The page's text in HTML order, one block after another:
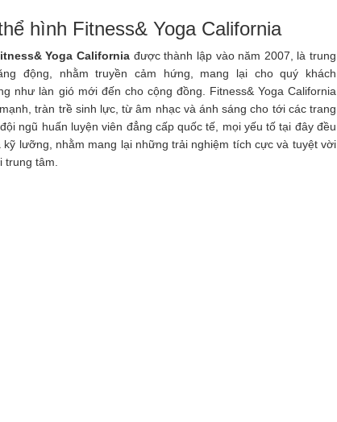
hình Fitness& Yoga California
Yoga California được thành lập vào năm 2007, là trung
động, nhằm truyền cảm hứng, mang lại cho quý khách
như làn gió mới đến cho cộng đồng. Fitness& Yoga California
tràn trề sinh lực, từ âm nhạc và ánh sáng cho tới các trang
ngũ huấn luyện viên đẳng cấp quốc tế, mọi yếu tố tại đây đều
lưỡng, nhằm mang lại những trải nghiệm tích cực và tuyệt vời
tâm.